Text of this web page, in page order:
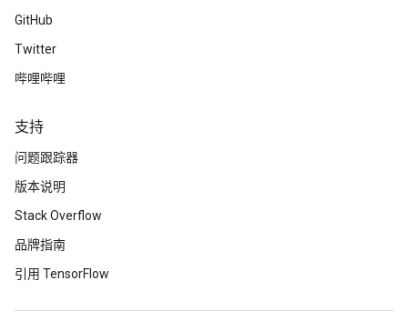
GitHub
Twitter
哔哩哔哩
支持
问题跟踪器
版本说明
Stack Overflow
品牌指南
引用 TensorFlow